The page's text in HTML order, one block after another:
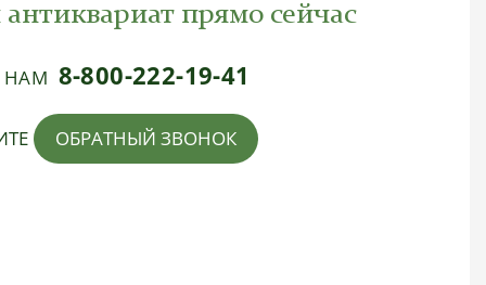
прямо сейчас
НАМ 8-800-222-19-41
ОБРАТНЫЙ ЗВОНОК